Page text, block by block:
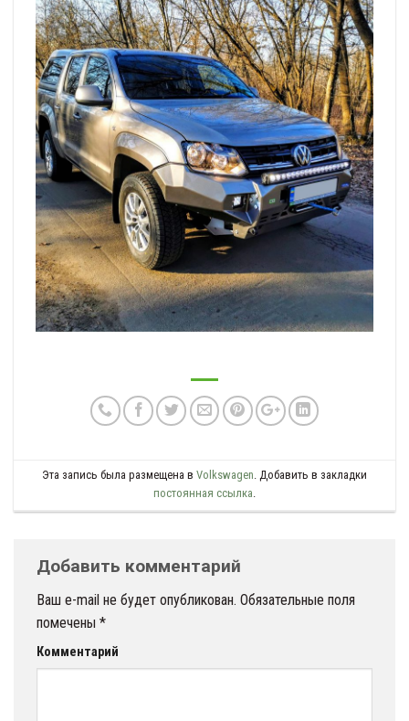
Эта запись была размещена в Volkswagen. Добавить в закладки
постоянная ссылка.
Добавить комментарий
Ваш e-mail не будет опубликован. Обязательные поля
помечены *
Комментарий